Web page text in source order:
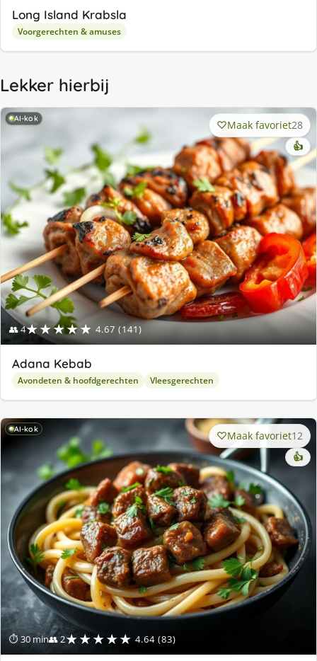
Long Island Krabsla
Voorgerechten & amuses
Lekker hierbij
AI-kok
👥 4★★★★★ 4.67 (141)
Maak favoriet28
👍
Adana Kebab
Avondeten & hoofdgerechten Vleesgerechten
AI-kok
⏱ 30 min👥 2★★★★★ 4.64 (83)
Maak favoriet12
👍